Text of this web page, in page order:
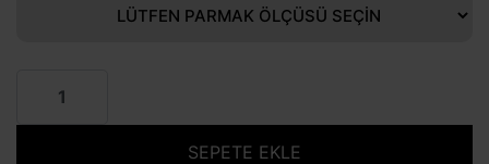
SEPETE EKLE